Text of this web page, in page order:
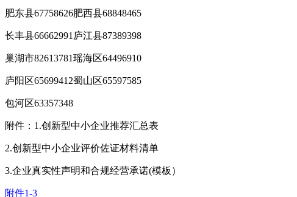
肥东县67758626肥西县68848465
长丰县66662991庐江县87389398
巢湖市82613781瑶海区64496910
庐阳区65699412蜀山区65597585
包河区63357348
附件：1.创新型中小企业推荐汇总表
2.创新型中小企业评价佐证材料清单
3.企业真实性声明和合规经营承诺(模板）
附件1-3